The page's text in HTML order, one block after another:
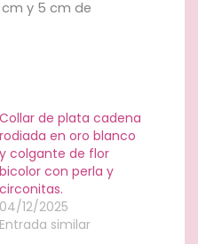
y 5 cm de
Collar de plata cadena
rodiada en oro blanco
y colgante de flor
bicolor con perla y
circonitas.
04/12/2025
Entrada similar